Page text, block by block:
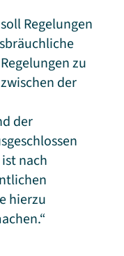
Regelungen
zu
der
der
nach
hierzu